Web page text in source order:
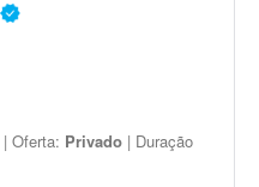
| Oferta: Privado | Duração